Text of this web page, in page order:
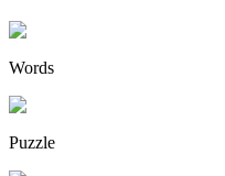
Words
Puzzle